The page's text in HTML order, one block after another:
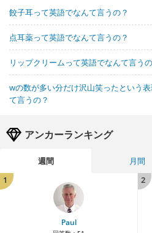
餃子耳って英語でなんて言うの？
点耳薬って英語でなんて言うの？
リップクリームって英語でなんて言う
wの数が多い分だけ沢山笑ったという
て言うの？
アンカーランキング
週間 月間
1
Paul
2